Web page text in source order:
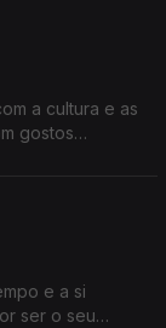
a cultura e as
gostos
e a si
ser o seu